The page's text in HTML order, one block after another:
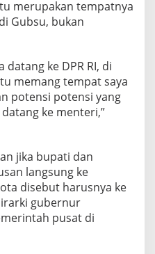
merupakan tempatnya
Gubsu, bukan
datang ke DPR RI, di
memang tempat saya
potensi potensi yang
ke menteri,”
jika bupati dan
langsung ke
disebut harusnya ke
gubernur
pusat di